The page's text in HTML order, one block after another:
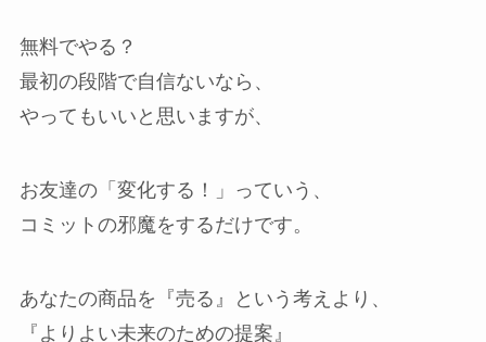
無料でやる？
最初の段階で自信ないなら、
やってもいいと思いますが、
お友達の「変化する！」っていう、
コミットの邪魔をするだけです。
あなたの商品を『売る』という考えより、
『よりよい未来のための提案』